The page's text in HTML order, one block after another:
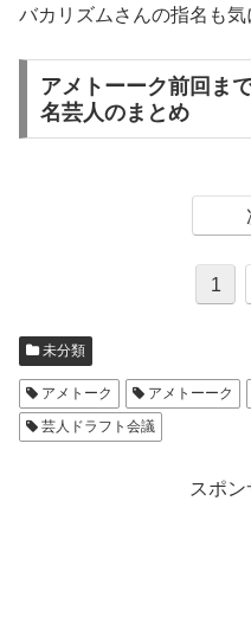
バカリズムさんの指名も気
アメトーーク前回ま
名芸人のまとめ
1
未分類
アメトーク アメトーーク
芸人ドラフト会議
スポン